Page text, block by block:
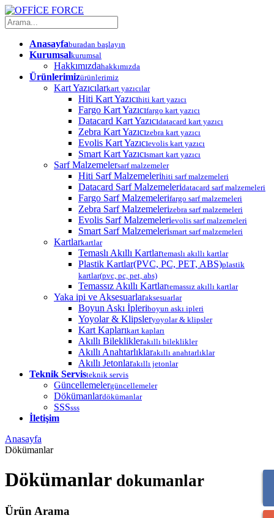
Anasayfaburadan başlayın
Kurumsalkurumsal
Hakkımızdahakkımızda
Ürünlerimizürünlerimiz
Kart Yazıcılarkart yazıcılar
Hiti Kart Yazıcıhiti kart yazıcı
Fargo Kart Yazıcıfargo kart yazıcı
Datacard Kart Yazıcıdatacard kart yazıcı
Zebra Kart Yazıcızebra kart yazıcı
Evolis Kart Yazıcıevolis kart yazıcı
Smart Kart Yazıcısmart kart yazıcı
Sarf Malzemelersarf malzemeler
Hiti Sarf Malzemelerihiti sarf malzemeleri
Datacard Sarf Malzemeleridatacard sarf malzemeleri
Fargo Sarf Malzemelerifargo sarf malzemeleri
Zebra Sarf Malzemelerizebra sarf malzemeleri
Evolis Sarf Malzemelerievolis sarf malzemeleri
Smart Sarf Malzemelerismart sarf malzemeleri
Kartlarkartlar
Temaslı Akıllı Kartlartemaslı akıllı kartlar
Plastik Kartlar(PVC, PC, PET, ABS)plastik
kartlar(pvc, pc, pet, abs)
Temassız Akıllı Kartlartemassız akıllı kartlar
Yaka ipi ve Aksesuarlaraksesuarlar
Boyun Askı İpleriboyun askı ipleri
Yoyolar & Klipsleryoyolar & klipsler
Kart Kaplarıkart kapları
Akıllı Bilekliklerakıllı bileklikler
Akıllı Anahtarlıklarakıllı anahtarlıklar
Akıllı Jetonlarakıllı jetonlar
Teknik Servisteknik servis
Güncellemelergüncellemeler
Dökümanlardökümanlar
SSSsss
İletişim
Anasayfa
Dökümanlar
Dökümanlar dokumanlar
Ürün Arama